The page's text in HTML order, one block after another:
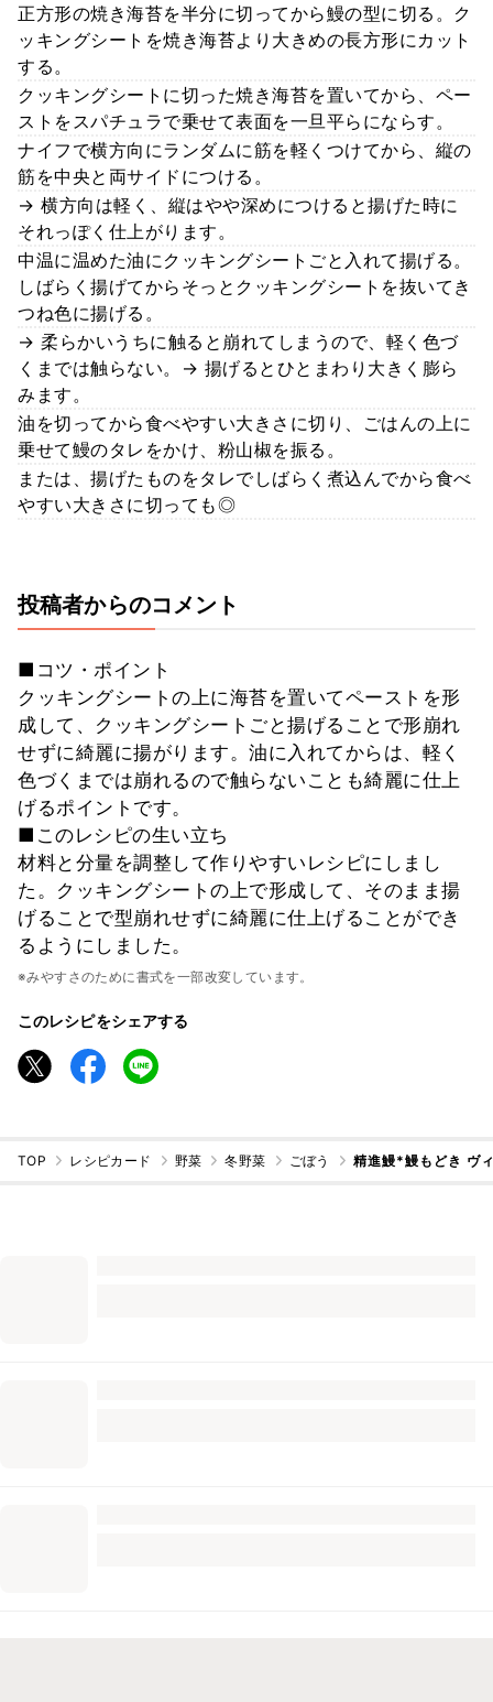
正方形の焼き海苔を半分に切ってから鰻の型に切る。ク
ッキングシートを焼き海苔より大きめの長方形にカット
する。
クッキングシートに切った焼き海苔を置いてから、ペー
ストをスパチュラで乗せて表面を一旦平らにならす。
ナイフで横方向にランダムに筋を軽くつけてから、縦の
筋を中央と両サイドにつける。
→ 横方向は軽く、縦はやや深めにつけると揚げた時に
それっぽく仕上がります。
中温に温めた油にクッキングシートごと入れて揚げる。
しばらく揚げてからそっとクッキングシートを抜いてき
つね色に揚げる。
→ 柔らかいうちに触ると崩れてしまうので、軽く色づ
くまでは触らない。→ 揚げるとひとまわり大きく膨ら
みます。
油を切ってから食べやすい大きさに切り、ごはんの上に
乗せて鰻のタレをかけ、粉山椒を振る。
または、揚げたものをタレでしばらく煮込んでから食べ
やすい大きさに切っても◎
投稿者からのコメント
■コツ・ポイント
クッキングシートの上に海苔を置いてペーストを形
成して、クッキングシートごと揚げることで形崩れ
せずに綺麗に揚がります。油に入れてからは、軽く
色づくまでは崩れるので触らないことも綺麗に仕上
げるポイントです。
■このレシピの生い立ち
材料と分量を調整して作りやすいレシピにしまし
た。クッキングシートの上で形成して、そのまま揚
げることで型崩れせずに綺麗に仕上げることができ
るようにしました。
※みやすさのために書式を一部改変しています。
このレシピをシェアする
TOP レシピカード 野菜 冬野菜 ごぼう 精進鰻*鰻もどき ヴ